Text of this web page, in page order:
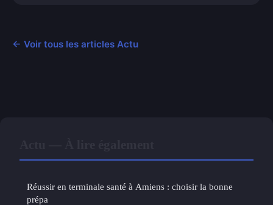
← Voir tous les articles Actu
Réussir en terminale santé à Amiens : choisir la bonne
prépa